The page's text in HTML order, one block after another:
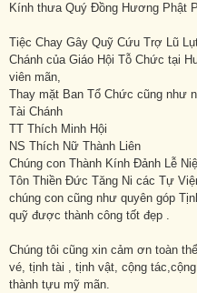
Kính thưa Quý Đồng Hương Phật
Tiệc Chay Gây Quỹ Cứu Trợ Lũ
Chánh của Giáo Hội Tỗ Chức tại
viên mãn,
Thay mặt Ban Tổ Chức cũng như
Tài Chánh
TT Thích Minh Hội
NS Thích Nữ Thành Liên
Chúng con Thành Kính Đảnh Lễ
Tôn Thiền Đức Tăng Ni các Tự
chúng con cũng như quyên góp
quỹ được thành công tốt đẹp .
Chúng tôi cũng xin cảm ơn toàn
vé, tịnh tài , tịnh vật, cộng
thành tựu mỹ mãn.